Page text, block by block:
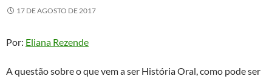
17 DE AGOSTO DE 2017
Por: Eliana Rezende
A questão sobre o que vem a ser História Oral, como pode ser